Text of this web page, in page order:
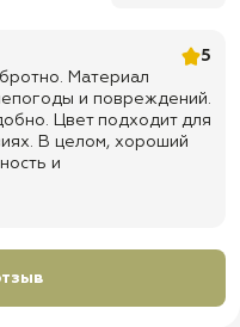
5
Материал
и повреждений.
Цвет подходит для
В целом, хороший
и